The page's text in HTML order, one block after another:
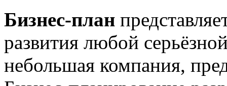
Бизнес-план
развития любой
небольшая компания,